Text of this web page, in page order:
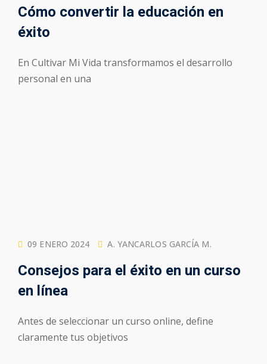
Cómo convertir la educación en
éxito
En Cultivar Mi Vida transformamos el desarrollo
personal en una
09 ENERO 2024 A. YANCARLOS GARCÍA M.
Consejos para el éxito en un curso
en línea
Antes de seleccionar un curso online, define
claramente tus objetivos